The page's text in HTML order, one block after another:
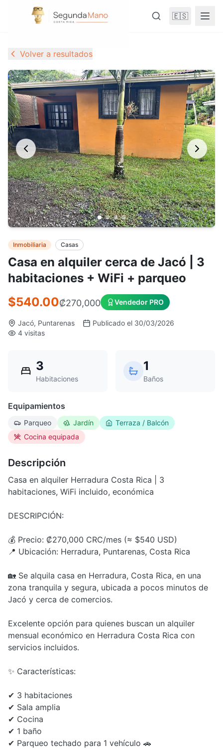
🇪🇸
Volver a resultados
Casa en alquiler cerca de Jacó | 3
habitaciones + WiFi + parqueo
Inmobiliaria Casas
$540.00₡270,000 Vendedor PRO
Jacó, Puntarenas
Publicado el 30/03/2026
4 visitas
3
Habitaciones
1
Baños
Equipamientos
Parqueo Jardín
Terraza / Balcón
Cocina equipada
Descripción
Casa en alquiler Herradura Costa Rica | 3
habitaciones, WiFi incluido, económica
DESCRIPCIÓN:
💰 Precio: ₡270,000 CRC/mes (≈ $540 USD)
📍 Ubicación: Herradura, Puntarenas, Costa Rica
🏡 Se alquila casa en Herradura, Costa Rica, en una
zona tranquila y segura, ubicada a pocos minutos de
Jacó y cerca de comercios.
Excelente opción para quienes buscan un alquiler
mensual económico en Herradura Costa Rica con
servicios incluidos.
✨ Características:
✔ 3 habitaciones
✔ Sala amplia
✔ Cocina
✔ 1 baño
✔ Parqueo techado para 1 vehículo 🚗